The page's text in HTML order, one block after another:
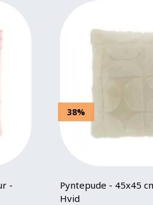
-
38%
Pyntepude - 45x45
Hvid